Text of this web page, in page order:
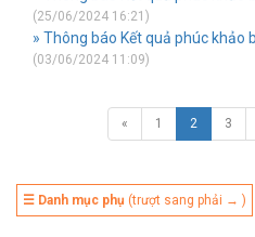
(25/06/2024 16:21)
» Thông báo Kết quả phúc khảo
(03/06/2024 11:09)
« 1 2 3
☰ Danh mục phụ (trượt sang phải → )